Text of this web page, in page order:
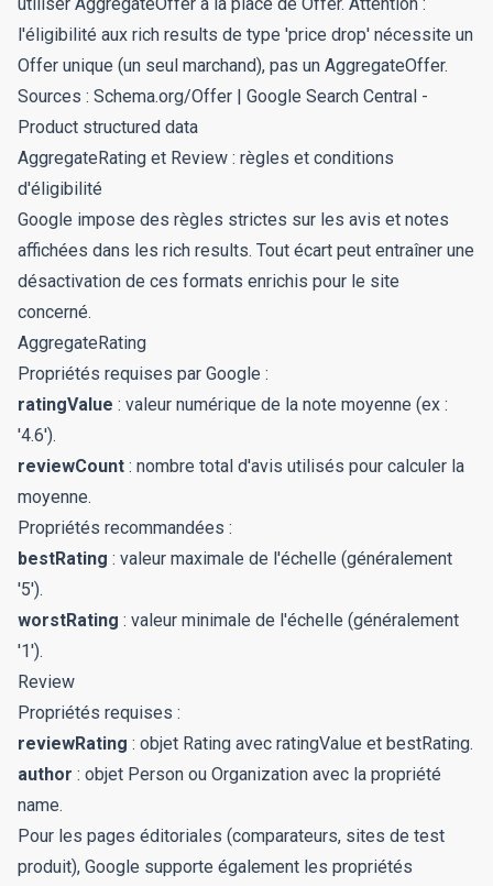
l'éligibilité aux rich results de type 'price drop' nécessite un
Offer unique (un seul marchand), pas un AggregateOffer.
Sources : Schema.org/Offer
Google Search Central -
Product structured data
AggregateRating et Review : règles et conditions
d'éligibilité
Google impose des règles strictes sur les avis et notes
affichées dans les rich results. Tout écart peut entraîner une
désactivation de ces formats enrichis pour le site
concerné.
AggregateRating
Propriétés requises par Google :
ratingValue : valeur numérique de la note moyenne (ex :
'4.6').
reviewCount : nombre total d'avis utilisés pour calculer la
moyenne.
Propriétés recommandées :
bestRating : valeur maximale de l'échelle (généralement
'5').
worstRating : valeur minimale de l'échelle (généralement
'1').
Review
Propriétés requises :
reviewRating : objet Rating avec ratingValue et bestRating.
author : objet Person ou Organization avec la propriété
name.
Pour les pages éditoriales (comparateurs, sites de test
produit), Google supporte également les propriétés